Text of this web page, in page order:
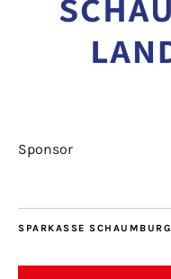
Sponsor
SPARKASSE SCHAUMBURG